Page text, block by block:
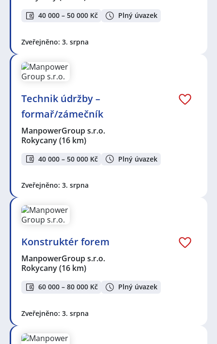
40 000 – 50 000 Kč Plný úvazek
Zveřejněno: 3. srpna
Technik údržby –
formař/zámečník
ManpowerGroup s.r.o.
Rokycany(16 km)
40 000 – 50 000 Kč Plný úvazek
Zveřejněno: 3. srpna
Konstruktér forem
ManpowerGroup s.r.o.
Rokycany(16 km)
60 000 – 80 000 Kč Plný úvazek
Zveřejněno: 3. srpna